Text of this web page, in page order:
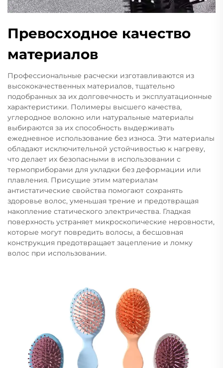
Превосходное качество
материалов
Профессиональные расчески изготавливаются из
высококачественных материалов, тщательно
подобранных за их долговечность и эксплуатационные
характеристики. Полимеры высшего качества,
углеродное волокно или натуральные материалы
выбираются за их способность выдерживать
ежедневное использование без износа. Эти материалы
обладают исключительной устойчивостью к нагреву,
что делает их безопасными в использовании с
термоприборами для укладки без деформации или
плавления. Присущие этим материалам
антистатические свойства помогают сохранять
здоровье волос, уменьшая трение и предотвращая
накопление статического электричества. Гладкая
поверхность устраняет микроскопические неровности,
которые могут повредить волосы, а бесшовная
конструкция предотвращает зацепление и ломку
волос при использовании.